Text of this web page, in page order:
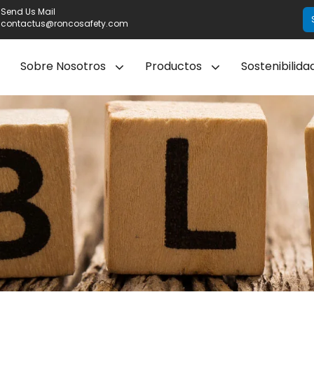
Send Us Mail
contactus@roncosafety.com
Sobre Nosotros Productos